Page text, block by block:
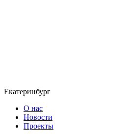
Екатеринбург
О нас
Новости
Проекты